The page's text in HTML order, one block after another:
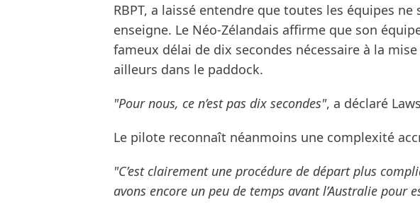
RBPT, a laissé entendre que toutes les équipes
enseigne. Le Néo-Zélandais affirme que son
fameux délai de dix secondes nécessaire à la
ailleurs dans le paddock.
"Pour nous, ce n’est pas dix secondes", a déclaré
Le pilote reconnaît néanmoins une complexité
"C’est clairement une procédure de départ plus
avons encore un peu de temps avant l’Australie pour